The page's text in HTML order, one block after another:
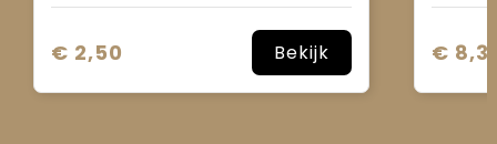
€ 2,50 Bekijk €